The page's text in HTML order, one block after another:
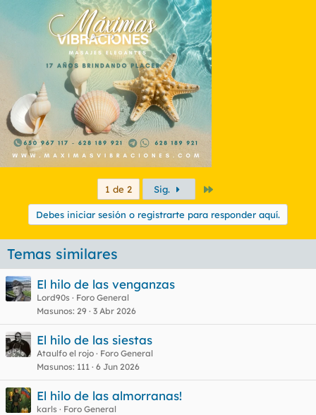
1 de 2 Sig.
Debes iniciar sesión o registrarte para responder aquí.
Temas similares
El hilo de las venganzas
Lord90s
Foro General
Masunos 29 3 Abr 2026
El hilo de las siestas
Ataulfo el rojo
Foro General
Masunos 111 6 Jun 2026
El hilo de las almorranas!
karls
Foro General